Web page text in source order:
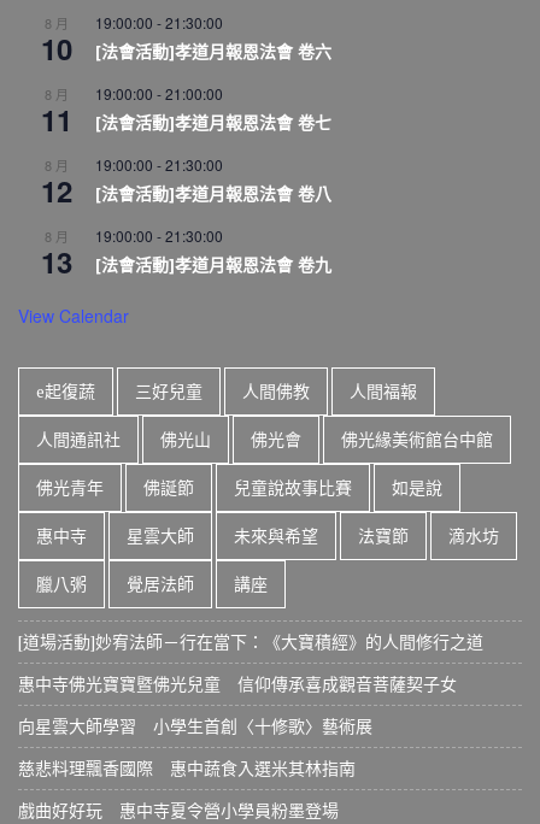
8 月
10
19:00:00 -21:30:00
[法會活動]孝道月報恩法會 卷六
8 月
11
19:00:00 -21:00:00
[法會活動]孝道月報恩法會 卷七
8 月
12
19:00:00 -21:30:00
[法會活動]孝道月報恩法會 卷八
8 月
13
19:00:00 -21:30:00
[法會活動]孝道月報恩法會 卷九
View Calendar
e起復蔬 三好兒童 人間佛教 人間福報
人間通訊社 佛光山 佛光會 佛光緣美術館台中館
佛光青年 佛誕節 兒童說故事比賽 如是說
惠中寺 星雲大師 未來與希望 法寶節 滴水坊
臘八粥 覺居法師 講座
[道場活動]妙宥法師－行在當下：《大寶積經》的人間修行之道
惠中寺佛光寶寶暨佛光兒童 信仰傳承喜成觀音菩薩契子女
向星雲大師學習 小學生首創〈十修歌〉藝術展
慈悲料理飄香國際 惠中蔬食入選米其林指南
戲曲好好玩 惠中寺夏令營小學員粉墨登場